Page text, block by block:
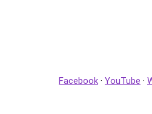
Facebook · YouTube ·